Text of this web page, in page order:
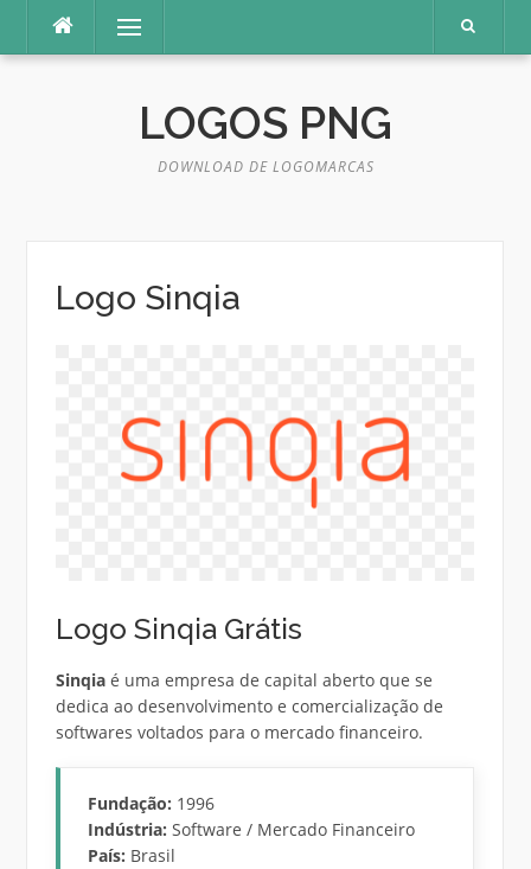
o
Menu
LOGOS PNG
DOWNLOAD DE LOGOMARCAS
Logo Sinqia
Logo Sinqia Grátis
Sinqiaé uma empresa de capital aberto que se
dedica ao desenvolvimento e comercialização de
softwares voltados para o mercado financeiro.
Fundação: 1996
Indústria: Software / Mercado Financeiro
País: Brasil